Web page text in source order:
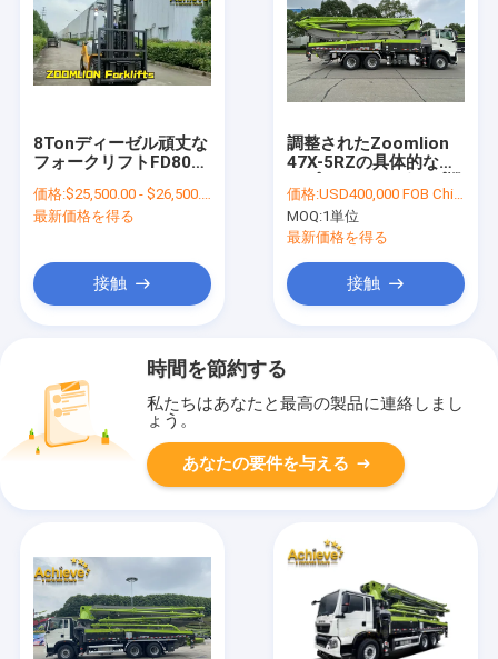
8Tonディーゼル頑丈な
フォークリフトFD80Z-
価格:$25,500.00 - $26,500.00/Units
最新価格を得る
接触
調整されたZoomlion
47X-5RZの具体的なポ
械PUTZMEISTER
価格:USD400,000 FOB China
MOQ:1単位
最新価格を得る
接触
時間を節約する
私たちはあなたと最高の製品に連絡しまし
ょう。
あなたの要件を与える